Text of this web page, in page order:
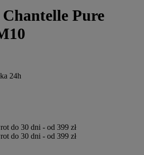
Pure
24h
do 30 dni - od 399 zł
do 30 dni - od 399 zł